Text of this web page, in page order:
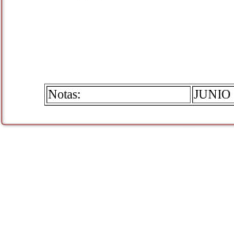
Notas: JUNIO